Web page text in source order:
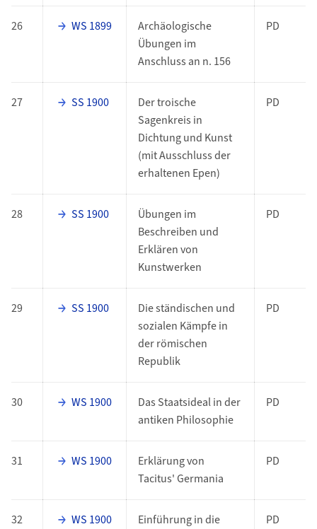
26 WS 1899
Archäologische
Übungen im
Anschluss an n. 156
PD
27 SS 1900
Der troische
Sagenkreis in
Dichtung und Kunst
(mit Ausschluss der
erhaltenen Epen)
PD
28 SS 1900
Übungen im
Beschreiben und
Erklären von
Kunstwerken
PD
29 SS 1900
Die ständischen und
sozialen Kämpfe in
der römischen
Republik
PD
30 WS 1900
Das Staatsideal in der
antiken Philosophie
PD
31 WS 1900
Erklärung von
Tacitus' Germania
PD
32 WS 1900
Einführung in die
PD